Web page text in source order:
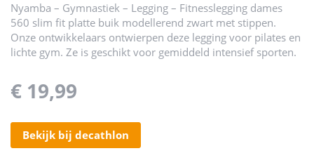
Nyamba – Gymnastiek – Legging – Fitnesslegging dames
560 slim fit platte buik modellerend zwart met stippen.
Onze ontwikkelaars ontwierpen deze legging voor pilates en
lichte gym. Ze is geschikt voor gemiddeld intensief sporten.
€ 19,99
bekijk bij decathlon